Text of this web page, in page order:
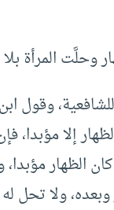
المرأة
وقول
إلا مؤبدا،
الظهار
ولا تحل